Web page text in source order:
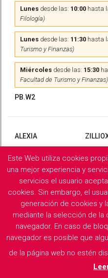
Lunes desde las: 10:00 hasta
Filología)
Lunes desde las: 11:30 hasta
Turismo y Finanzas)
Miércoles desde las: 15:30
Facultad de Turismo y Finanzas)
PB.W2
ALEXIA
Martes yMiércolesdesde
cita)
PB.X2
Filología Griega y
Descargar horarios de
Este Web utiliza cookies
una mejor experiencia y
servicios el usuario
cookies. Sin embargo, el
generación de cookies y
mediante la selección de
navegador. En caso de
navegador es posible que
de la página web no estén